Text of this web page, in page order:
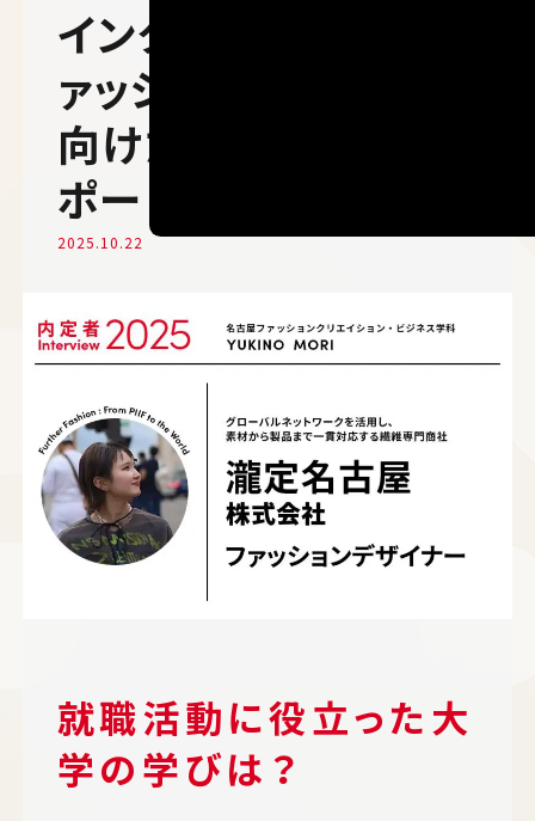
インターンで、楽天フ
ァッションウィークに
向けた作品制作をサ
ポート
2025.10.22
就職活動に役立った大
学の学びは？